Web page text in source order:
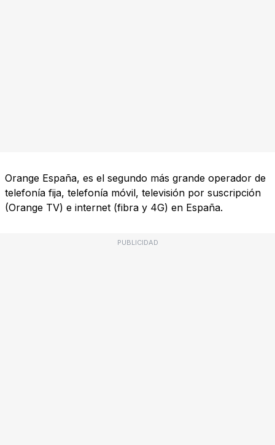
Orange España, es el segundo más grande operador de
telefonía fija, telefonía móvil, televisión por suscripción
(Orange TV) e internet (fibra y 4G) en España.
PUBLICIDAD